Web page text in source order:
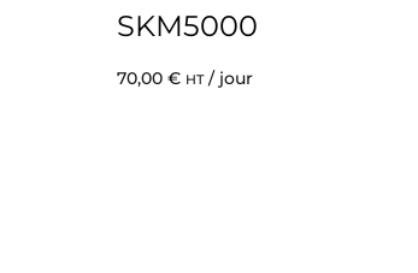
SKM5000
70,00 € HT/ jour